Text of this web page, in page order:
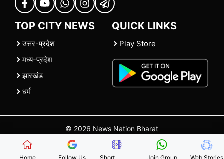
TOP CITY NEWS
उत्तर-प्रदेश
मध्य-प्रदेश
झारखंड
धर्म
QUICK LINKS
Play Store
© 2026 News Nation Bharat
| |Contact Us |Policies Terms and Conditions